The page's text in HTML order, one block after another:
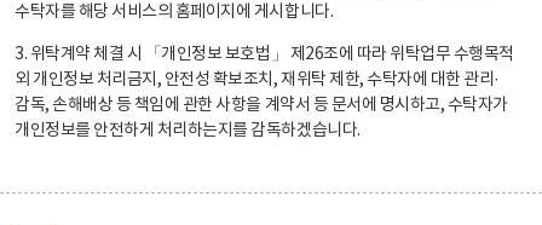
수탁자를 해당 서비스의 홈페이지에 게시합니다.
3. 위탁계약 체결 시 「개인정보 보호법」 제26조에 따라 위탁업무 수행목적
외 개인정보 처리금지, 안전성 확보조치, 재위탁 제한, 수탁자에 대한 관리·
감독, 손해배상 등 책임에 관한 사항을 계약서 등 문서에 명시하고, 수탁자가
개인정보를 안전하게 처리하는지를 감독하겠습니다.